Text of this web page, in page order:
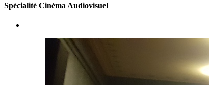
Spécialité Cinéma Audiovisuel